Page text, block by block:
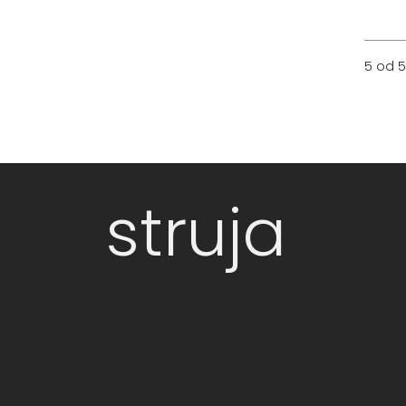
5 od 5
struja